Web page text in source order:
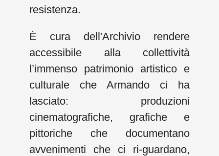
resistenza.
È cura dell'Archivio rendere
accessibile alla collettività
l’immenso patrimonio artistico e
culturale che Armando ci ha
lasciato: produzioni
cinematografiche, grafiche e
pittoriche che documentano
avvenimenti che ci ri-guardano,